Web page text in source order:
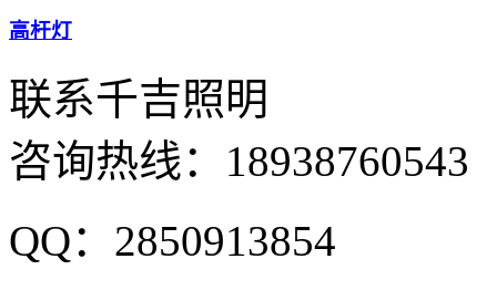
高杆灯
联系千吉照明
咨询热线： 18938760543​
QQ：2850913854